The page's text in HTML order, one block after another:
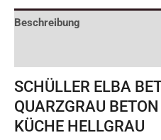
Beschreibung
SCHÜLLER ELBA
QUARZGRAU
KÜCHE HELLGRAU